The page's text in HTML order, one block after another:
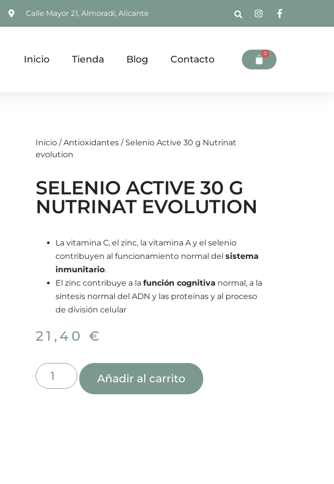
Calle Mayor 21, Almoradí, Alicante
Inicio Tienda Blog Contacto
0
Inicio /Antioxidantes / Selenio Active 30 g Nutrinat
evolution
SELENIO ACTIVE 30 G
NUTRINAT EVOLUTION
La vitamina C, el zinc, la vitamina A y el selenio
contribuyen al funcionamiento normal del sistema
inmunitario.
El zinc contribuye a la función cognitiva normal, a la
síntesis normal del ADN y las proteínas y al proceso
de división celular
21,40€
Añadir al carrito